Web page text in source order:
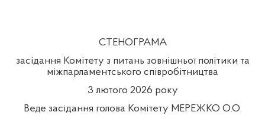
СТЕНОГРАМА
засідання Комітету з питань зовнішньої політики та
міжпарламентського співробітництва
3 лютого 2026 року
Веде засідання голова Комітету МЕРЕЖКО О.О.